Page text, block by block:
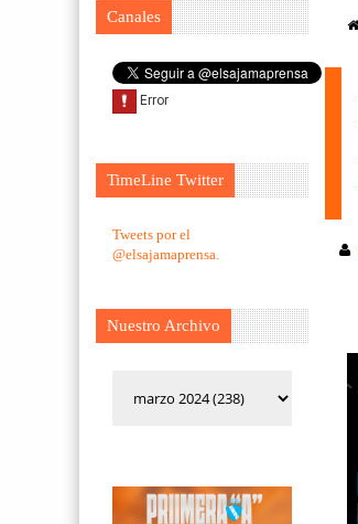
Canales
TimeLine Twitter
Tweets por el
@elsajamaprensa.
Nuestro Archivo